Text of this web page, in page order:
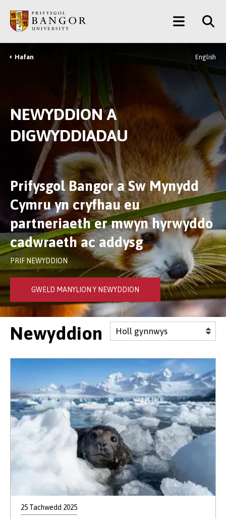
Prif
Gynnwys
Main
Menu
Breadcrumb
Hafan English
NEWYDDION A
DIGWYDDIADAU
Prifysgol Bangor a Sw Mynydd
Cymru yn cryfhau eu
partneriaeth er mwyn hyrwyddo
cadwraeth ac addysg
PRIF NEWYDDION
GWELD MANYLION Y NEWYDDION
Newyddion
25 Tachwedd 2025